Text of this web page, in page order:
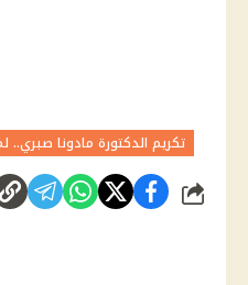
تكريم الدكتورة مادونا
شارك